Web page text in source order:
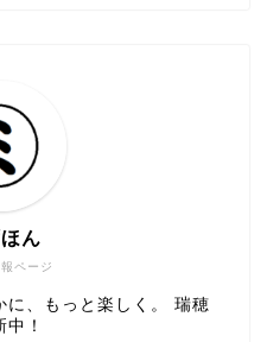
ページ
ん
に、もっと楽しく。 瑞穂
！